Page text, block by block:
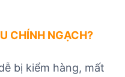
CHÍNH NGẠCH?
bị kiểm hàng, mất